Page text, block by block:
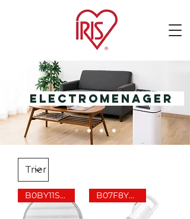
ELECTROMENAGER
B0BY11SPDR B07F8YHV64